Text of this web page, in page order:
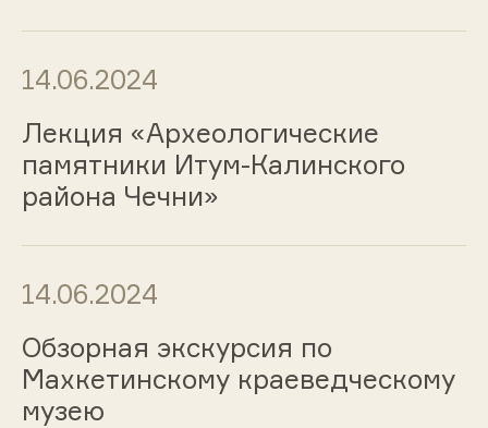
14.06.2024
Лекция «Археологические
памятники Итум-Калинского
района Чечни»
14.06.2024
Обзорная экскурсия по
Махкетинскому краеведческому
музею